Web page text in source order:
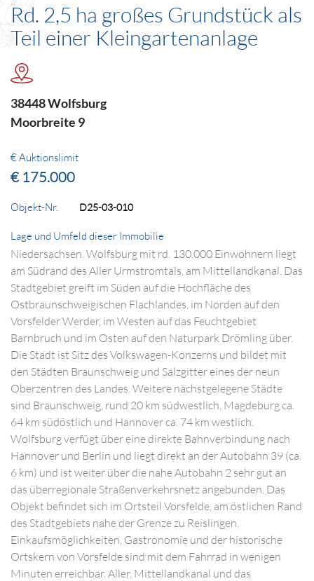
Rd. 2,5 ha großes Grundstück als
Teil einer Kleingartenanlage
38448 Wolfsburg
Moorbreite 9
€ Auktionslimit
€ 175.000
Objekt-Nr. D25-03-010
Lage und Umfeld dieser Immobilie
Niedersachsen. Wolfsburg mit rd. 130.000 Einwohnern liegt
am Südrand des Aller Urmstromtals, am Mittellandkanal. Das
Stadtgebiet greift im Süden auf die Hochfläche des
Ostbraunschweigischen Flachlandes, im Norden auf den
Vorsfelder Werder, im Westen auf das Feuchtgebiet
Barnbruch und im Osten auf den Naturpark Drömling über.
Die Stadt ist Sitz des Volkswagen-Konzerns und bildet mit
den Städten Braunschweig und Salzgitter eines der neun
Oberzentren des Landes. Weitere nächstgelegene Städte
sind Braunschweig, rund 20 km südwestlich, Magdeburg ca.
64 km südöstlich und Hannover ca. 74 km westlich.
Wolfsburg verfügt über eine direkte Bahnverbindung nach
Hannover und Berlin und liegt direkt an der Autobahn 39 (ca.
6 km) und ist weiter über die nahe Autobahn 2 sehr gut an
das überregionale Straßenverkehrsnetz angebunden. Das
Objekt befindet sich im Ortsteil Vorsfelde, am östlichen Rand
des Stadtgebiets nahe der Grenze zu Reislingen.
Einkaufsmöglichkeiten, Gastronomie und der historische
Ortskern von Vorsfelde sind mit dem Fahrrad in wenigen
Minuten erreichbar. Aller, Mittellandkanal und das